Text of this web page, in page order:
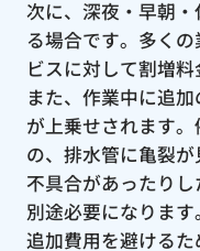
次に、深夜・早朝
る場合です。多く
ビスに対して割増料
また、作業中に追
が上乗せされます
の、排水管に亀裂
不具合があったり
別途必要になります。
追加費用を避ける